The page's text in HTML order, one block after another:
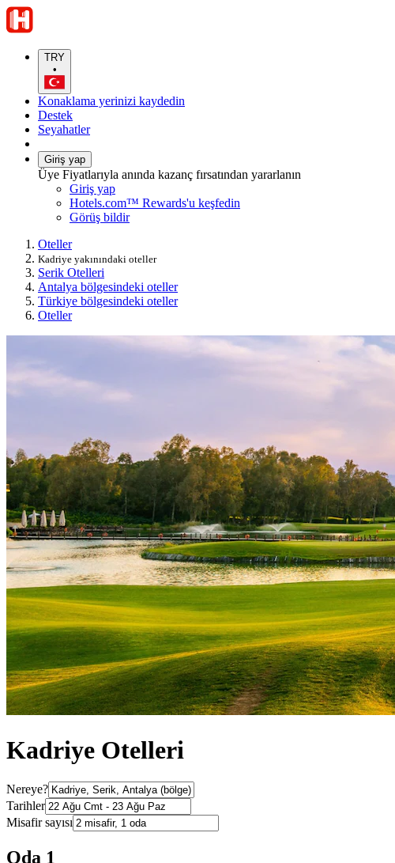
TRY
•
Konaklama yerinizi kaydedin
Destek
Seyahatler
Giriş yap
Üye Fiyatlarıyla anında kazanç fırsatından yararlanın
Giriş yap
Hotels.com™ Rewards'u keşfedin
Görüş bildir
Oteller
Kadriye yakınındaki oteller
Serik Otelleri
Antalya bölgesindeki oteller
Türkiye bölgesindeki oteller
Oteller
Kadriye Otelleri
Nereye?
Tarihler
Misafir sayısı
Oda 1